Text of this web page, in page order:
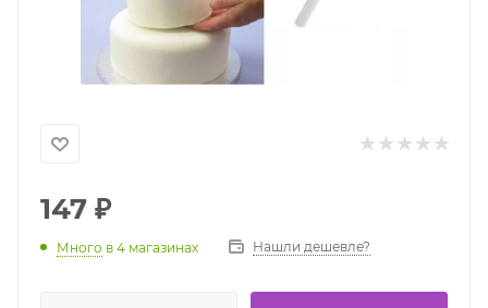
147 ₽
Много в 4 магазинах Нашли дешевле?